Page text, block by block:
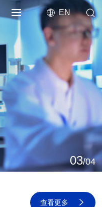
EN
希望
技向善
03/04
查看更多